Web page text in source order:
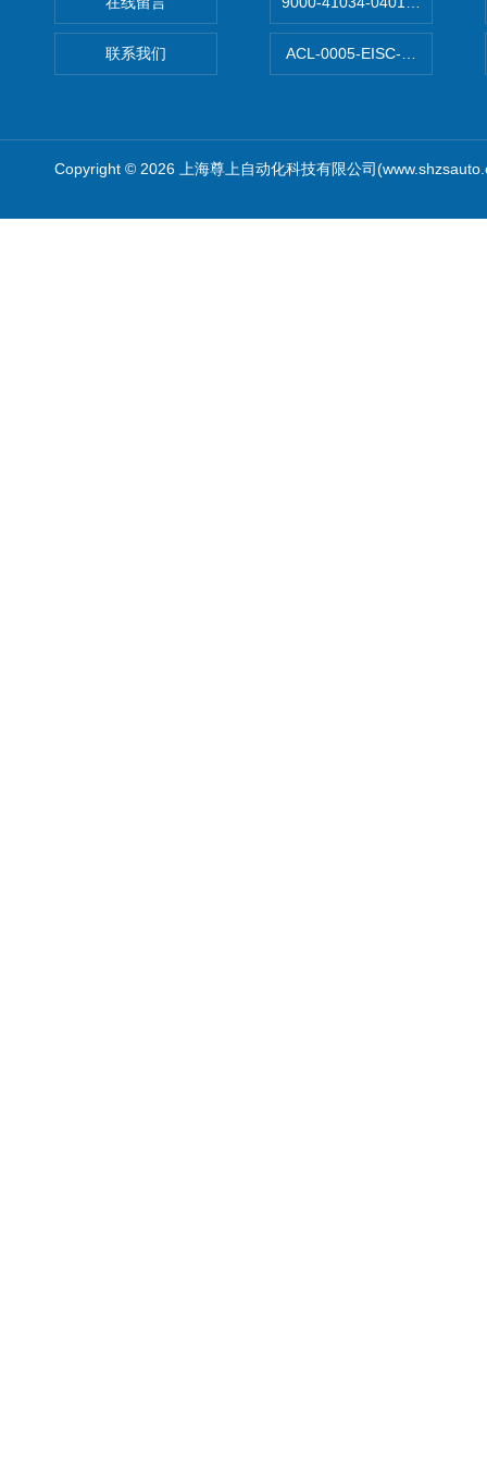
联系我们 ACL-0005-EISC-E2M8C上海
Copyright © 2026 上海尊上自动化科技有限公司